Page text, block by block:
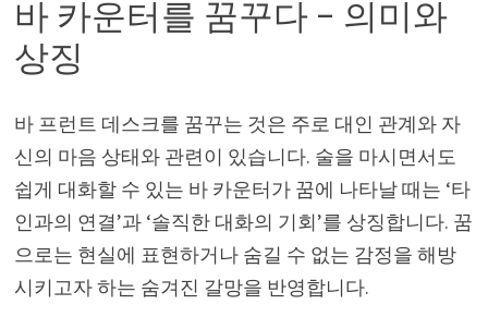
바 카운터를 꿈꾸다 – 의미와
상징
바 프런트 데스크를 꿈꾸는 것은 주로 대인 관계와 자
신의 마음 상태와 관련이 있습니다. 술을 마시면서도
쉽게 대화할 수 있는 바 카운터가 꿈에 나타날 때는 ‘타
인과의 연결’과 ‘솔직한 대화의 기회’를 상징합니다. 꿈
으로는 현실에 표현하거나 숨길 수 없는 감정을 해방
시키고자 하는 숨겨진 갈망을 반영합니다.